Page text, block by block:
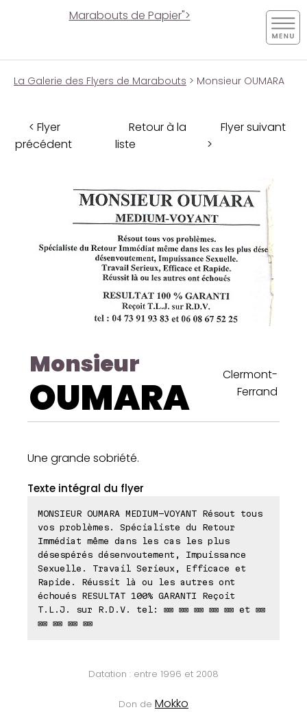
Marabouts de Papier">
La Galerie des Flyers de Marabouts > Monsieur OUMARA
< Flyer
précédent
Retour à la
liste
Flyer suivant
>
Monsieur
OUMARA
Clermont-
Ferrand
Une grande sobriété.
Texte intégral du flyer
MONSIEUR OUMARA MEDIUM-VOYANT Résout tous
vos problèmes. Spécialiste du Retour
Immédiat même dans les cas les plus
désespérés désenvoutement, Impuissance
Sexuelle. Travail Serieux, Efficace et
Rapide. Réussit là ou les autres ont
échoués RESULTAT 100% GARANTI Reçoit
T.L.J. sur R.D.V. tel: ⊠⊠ ⊠⊠ ⊠⊠ ⊠⊠ ⊠⊠ et ⊠⊠
⊠⊠ ⊠⊠ ⊠⊠ ⊠⊠
Datation : entre 1996 et 2008
Don de Mokko